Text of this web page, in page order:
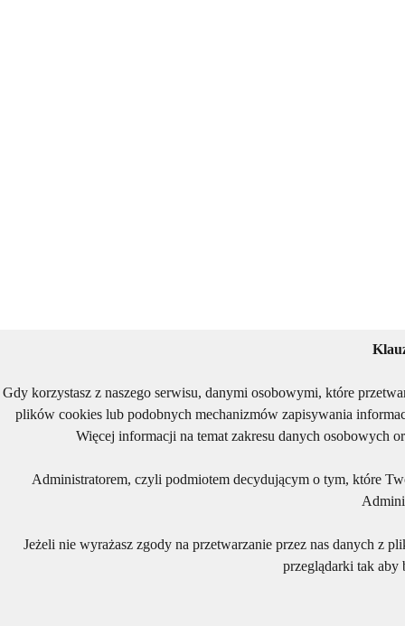
Gdy korzystasz z naszego serwisu, danymi osobowymi, które
plików cookies lub podobnych mechanizmów zapisywania
Więcej informacji na temat zakresu danych osobowych
Administratorem, czyli podmiotem decydującym o tym, które
Jeżeli nie wyrażasz zgody na przetwarzanie przez nas danych z
przeglądarki tak aby